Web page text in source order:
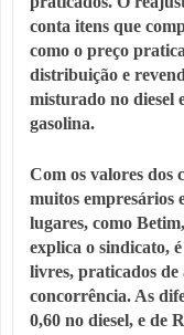
conta itens que
como o preço
distribuição e
misturado no diesel
gasolina.
Com os valores dos
muitos empresários
lugares, como
explica o sindicato,
livres, praticados de
concorrência. As
0,60 no diesel, e de